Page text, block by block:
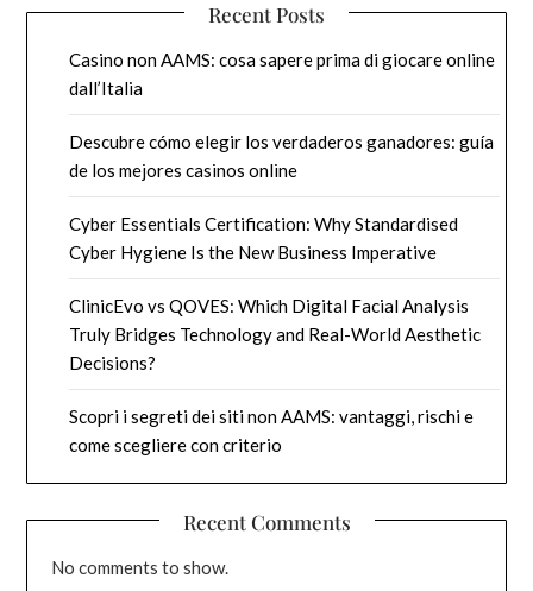
Recent Posts
Casino non AAMS: cosa sapere prima di giocare online
dall’Italia
Descubre cómo elegir los verdaderos ganadores: guía
de los mejores casinos online
Cyber Essentials Certification: Why Standardised
Cyber Hygiene Is the New Business Imperative
ClinicEvo vs QOVES: Which Digital Facial Analysis
Truly Bridges Technology and Real-World Aesthetic
Decisions?
Scopri i segreti dei siti non AAMS: vantaggi, rischi e
come scegliere con criterio
Recent Comments
No comments to show.